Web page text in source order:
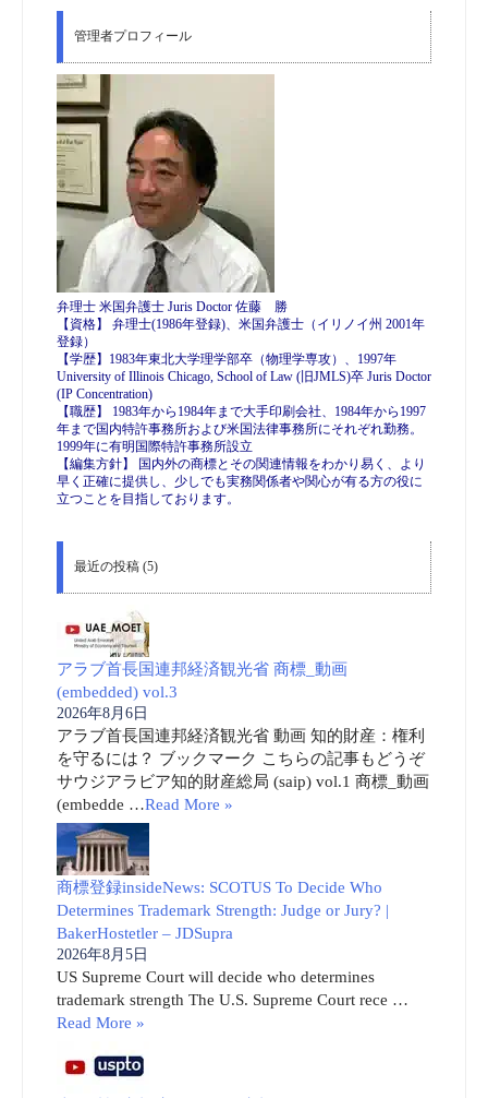
管理者プロフィール
弁理士 米国弁護士 Juris Doctor 佐藤 勝
【資格】 弁理士(1986年登録)、米国弁護士（イリノイ州 2001年
登録）
【学歴】1983年東北大学理学部卒（物理学専攻）、1997年
University of Illinois Chicago, School of Law (旧JMLS)卒 Juris Doctor
(IP Concentration)
【職歴】 1983年から1984年まで大手印刷会社、1984年から1997
年まで国内特許事務所および米国法律事務所にそれぞれ勤務。
1999年に有明国際特許事務所設立
【編集方針】 国内外の商標とその関連情報をわかり易く、より
早く正確に提供し、少しでも実務関係者や関心が有る方の役に
立つことを目指しております。
最近の投稿 (5)
アラブ首長国連邦経済観光省 商標_動画
(embedded) vol.3
2026年8月6日
アラブ首長国連邦経済観光省 動画 知的財産：権利
を守るには？ ブックマーク こちらの記事もどうぞ
サウジアラビア知的財産総局 (saip) vol.1 商標_動画
(embedde …Read More »
商標登録insideNews: SCOTUS To Decide Who
Determines Trademark Strength: Judge or Jury? |
BakerHostetler – JDSupra
2026年8月5日
US Supreme Court will decide who determines
trademark strength The U.S. Supreme Court rece …
Read More »